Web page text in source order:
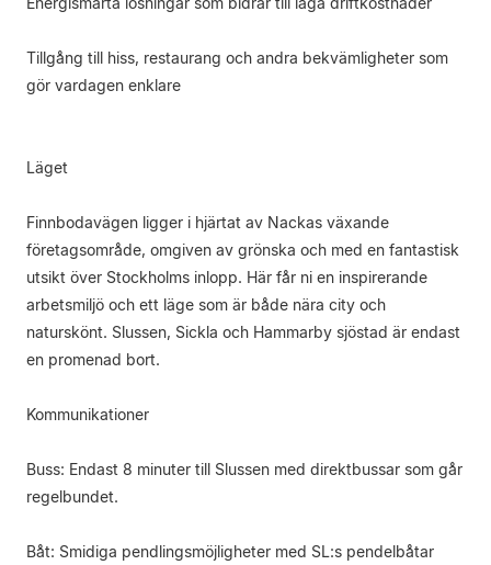
Tillgång till hiss, restaurang och andra bekvämligheter som
gör vardagen enklare
Läget
Finnbodavägen ligger i hjärtat av Nackas växande
företagsområde, omgiven av grönska och med en fantastisk
utsikt över Stockholms inlopp. Här får ni en inspirerande
arbetsmiljö och ett läge som är både nära city och
naturskönt. Slussen, Sickla och Hammarby sjöstad är endast
en promenad bort.
Kommunikationer
Buss: Endast 8 minuter till Slussen med direktbussar som går
regelbundet.
Båt: Smidiga pendlingsmöjligheter med SL:s pendelbåtar